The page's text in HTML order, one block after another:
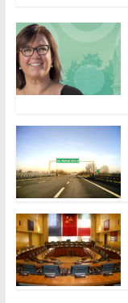
e
b
o
o
k
itt
er